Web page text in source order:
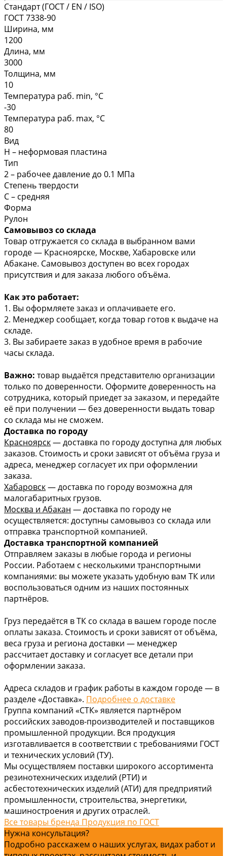
Стандарт (ГОСТ / EN / ISO)
ГОСТ 7338-90
Ширина, мм
1200
Длина, мм
3000
Толщина, мм
10
Температура раб. min, °C
-30
Температура раб. max, °C
80
Вид
Н – неформовая пластина
Тип
2 – рабочее давление до 0.1 МПа
Степень твердости
С – средняя
Форма
Рулон
Самовывоз со склада
Товар отгружается со склада в выбранном вами
городе — Красноярске, Москве, Хабаровске или
Абакане. Самовывоз доступен во всех городах
присутствия и для заказа любого объёма.
Как это работает:
1. Вы оформляете заказ и оплачиваете его.
2. Менеджер сообщает, когда товар готов к выдаче на
складе.
3. Вы забираете заказ в удобное время в рабочие
часы склада.
Важно: товар выдаётся представителю организации
только по доверенности. Оформите доверенность на
сотрудника, который приедет за заказом, и передайте
её при получении — без доверенности выдать товар
со склада мы не сможем.
Доставка по городу
Красноярск— доставка по городу доступна для любых
заказов. Стоимость и сроки зависят от объёма груза и
адреса, менеджер согласует их при оформлении
заказа.
Хабаровск— доставка по городу возможна для
малогабаритных грузов.
Москва и Абакан — доставка по городу не
осуществляется: доступны самовывоз со склада или
отправка транспортной компанией.
Доставка транспортной компанией
Отправляем заказы в любые города и регионы
России. Работаем с несколькими транспортными
компаниями: вы можете указать удобную вам ТК или
воспользоваться одним из наших постоянных
партнёров.
Груз передаётся в ТК со склада в вашем городе после
оплаты заказа. Стоимость и сроки зависят от объёма,
веса груза и региона доставки — менеджер
рассчитает доставку и согласует все детали при
оформлении заказа.
Адреса складов и график работы в каждом городе — в
разделе «Доставка». Подробнее о доставке
Группа компаний «СТК» является партнёром
российских заводов-производителей и поставщиков
промышленной продукции. Вся продукция
изготавливается в соответствии с требованиями ГОСТ
и технических условий (ТУ).
Мы осуществляем поставки широкого ассортимента
резинотехнических изделий (РТИ) и
асбестотехнических изделий (АТИ) для предприятий
промышленности, строительства, энергетики,
машиностроения и других отраслей.
Все товары бренда Продукция по ГОСТ
Нужна консультация?
Подробно расскажем о наших услугах, видах работ и